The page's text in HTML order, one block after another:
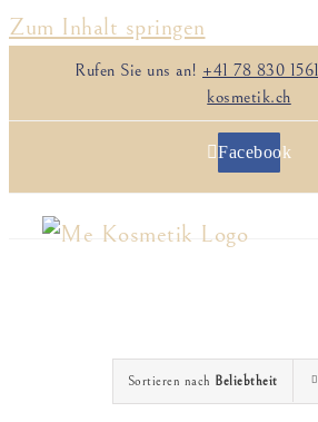
Zum Inhalt springen
Rufen Sie uns an! +41 78 830 1561
kosmetik.ch
Facebook
Sortieren nach Beliebtheit